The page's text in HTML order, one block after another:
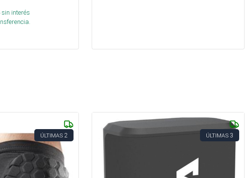
sin interés
ÚLTIMAS 2 ÚLTIMAS 3